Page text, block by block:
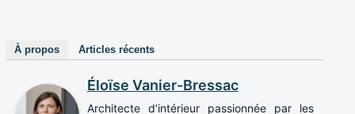
À propos Articles récents
Éloïse Vanier-Bressac
Architecte d’intérieur passionnée par les